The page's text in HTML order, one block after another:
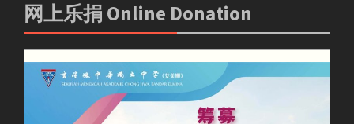
网上乐捐 Online Donation